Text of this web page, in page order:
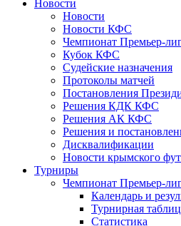
Новости
Новости
Новости КФС
Чемпионат Премьер-
Кубок КФС
Судейские назначения
Протоколы матчей
Постановления
Решения КДК КФС
Решения АК КФС
Решения и
Дисквалификации
Новости крымского
Турниры
Чемпионат Премьер-
Календарь и
Турнирная
Статистика